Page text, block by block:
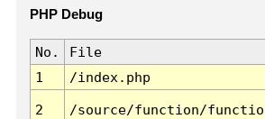
PHP Debug
No. File
1
/index.php
2 /source/function/